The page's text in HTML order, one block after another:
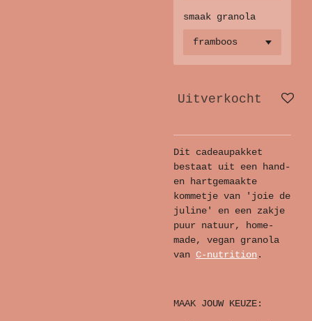
smaak granola
Uitverkocht
Dit cadeaupakket
bestaat uit een hand-
en hartgemaakte
kommetje van 'joie de
juline' en een zakje
puur natuur, home-
made, vegan granola
van C-nutrition .
MAAK JOUW KEUZE: